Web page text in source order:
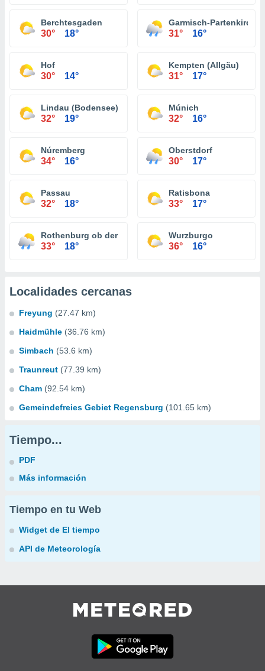
Berchtesgaden
30° 18°
Garmisch-
31° 16°
Hof
30° 14°
Kempten (Allgäu)
31° 17°
Lindau (Bodensee)
32° 19°
Múnich
32° 16°
Núremberg
34° 16°
Oberstdorf
30° 17°
Passau
32° 18°
Ratisbona
33° 17°
Rothenburg ob der Tauber
33° 18°
Wurzburgo
36° 16°
Localidades cercanas
Freyung (27.47 km)
Haidmühle (36.76 km)
Simbach (53.6 km)
Traunreut (77.39 km)
Cham (92.54 km)
Gemeindefreies Gebiet Regensburg (101.65 km)
Tiempo...
PDF
Más información
Tiempo en tu Web
Widget de El tiempo
API de Meteorología